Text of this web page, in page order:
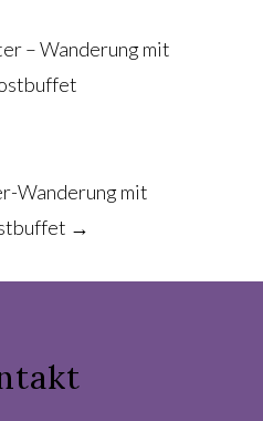
– Wanderung mit
Wanderung mit
→